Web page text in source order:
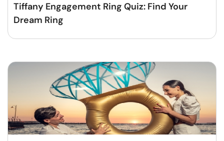
Tiffany Engagement Ring Quiz: Find Your
Dream Ring